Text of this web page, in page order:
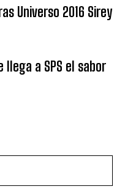
Universo 2016 Sirey
llega a SPS el sabor